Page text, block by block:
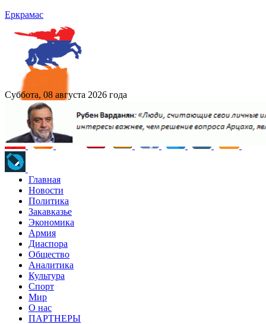
Еркрамас
Суббота, 08 августа 2026 года
Главная
Новости
Политика
Закавказье
Экономика
Армия
Диаспора
Общество
Аналитика
Культура
Спорт
Мир
О нас
ПАРТНЕРЫ